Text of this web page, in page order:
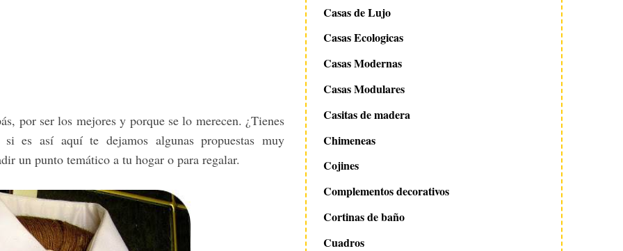
por ser los mejores y porque se lo merecen. ¿Tienes
si es así aquí te dejamos algunas propuestas muy
un punto temático a tu hogar o para regalar.
Casas de Lujo
Casas Ecologicas
Casas Modernas
Casas Modulares
Casitas de madera
Chimeneas
Cojines
Complementos decorativos
Cortinas de baño
Cuadros